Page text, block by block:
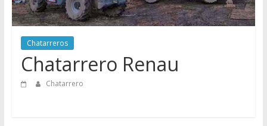
para
vender
Chatarra
Chatarreros
Chatarrero Renau
Chatarrero